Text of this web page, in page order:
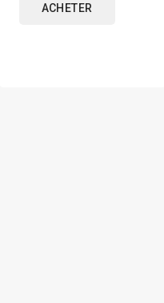
ACHETER